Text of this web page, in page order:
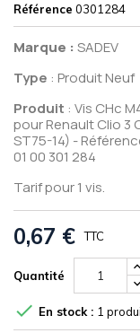
Référence 0301284
Marque : SADEV
Type : Produit Neuf
Produit : Vis CHc
pourRenault Clio 3
ST75-14) -
01 00 301 284
Tarif pour 1 vis.
0,67 € TTC
Quantité
 En stock : 1